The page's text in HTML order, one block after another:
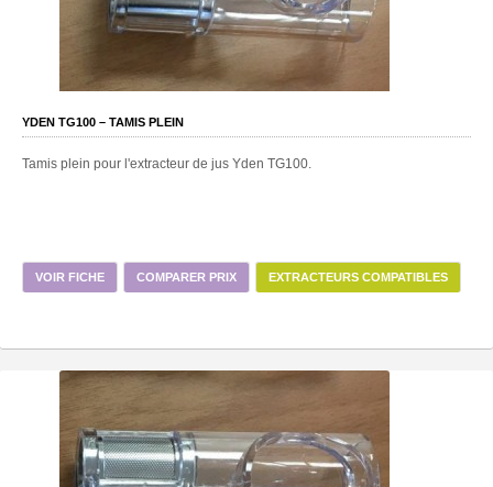
YDEN TG100 – TAMIS PLEIN
Tamis plein pour l'extracteur de jus Yden TG100.
VOIR FICHE COMPARER PRIX EXTRACTEURS COMPATIBLES